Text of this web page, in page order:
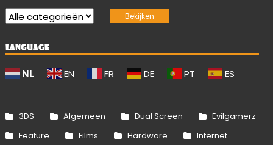
LANGUAGE
NL EN FR DE PT ES
3DS Algemeen Dual Screen
Evilgamerz
Feature
Films Hardware
Internet